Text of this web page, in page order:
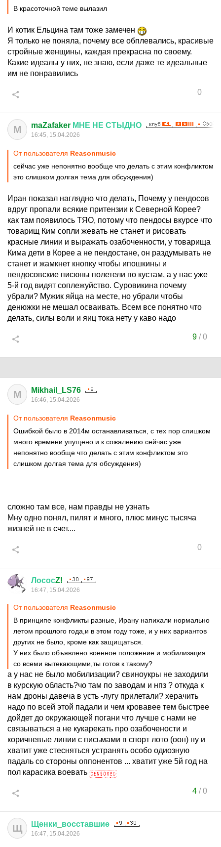
В красоточной теме вылазил
И котик Ельцина там тоже замечен
Я только не поняла, почему все обплевались, красивые
стройные женщины, каждая прекрасна по своему.
Какие идеалы у них, не знаю, если даже те идеальные
им не понравились
0
M maZafaker МНЕ НЕ СТЫДНО
16:45, 15.04.2026
От пользователя Reasonmusic
сейчас уже непонятно вообще что делать с этим конфликтом
это слишком долгая тема для обсуждения)
Иран показал наглядно что делать, Почему у пендосов
вдруг пропали всякие притензии к Северной Корее?
как там появилось ТЯО, потому что пендосы вкурсе что
товарищ Ким сопли жевать не станет и рисовать
красные линии и выражать озабоченности, у товарища
Кима дети в Корее а не пендостане, он раздумывать не
станет и жамкнет кнопку чтобы ипошкины и
пендосовские писюны полетели по кустам, а у нас уже
5-й год видят соплежуйство. Суровикина почему
убрали? Мужик яйца на месте, но убрали чтобы
денюжки не мешал осваивать. Всем все понятно что
делать, силы воли и яиц тока нету у каво надо
9/0
M Mikhail_LS76
16:46, 15.04.2026
От пользователя Reasonmusic
Ошибкой было в 2014м останавливаться, с тех пор слишком
много времени упущено и к сожалению сейчас уже
непонятно вообще что делать с этим конфликтом это
слишком долгая тема для обсуждения)
сложно там все, нам правды не узнать
Мну одно понял, пилят и много, плюс минус тысяча
жизней не в счет....
0
ЛососZ!
16:47, 15.04.2026
От пользователя Reasonmusic
В принципе конфликты разные, Ирану напихали нормально
летом прошлого года,и в этом году тоже, и у них вариантов
других не было, кроме как защищаться.
У них было объявлено военное положение и мобилизация
со всеми вытекающими,ты готов к такому?
а у нас не было мобилизации? свиноукры не заходили
в курскую область?чо там по заводам и нпз ? откуда к
нам дроны давеча в усть -лугу прилетали? херачить
надо по всей этой падали и чем кровавее тем быстрее
дойдет до окружающей погани что лучше с нами не
связываться а не кукарекать про озабочености и
коричневые линии с письмами в спорт лото (оон) ну и
хватит уже стесняться устранять особо одиозную
падаль со стороны оппонентов ... хватит уже 5й год на
пол карасика воевать
4/0
Щ Щенки восставшие
16:47, 15.04.2026